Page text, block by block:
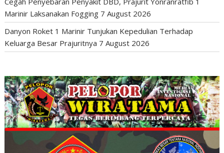
Marinir Laksanakan Fogging 7 August 2026
Danyon Roket 1 Marinir Tunjukan Kepedulian Terhadap
Keluarga Besar Prajuritnya 7 August 2026